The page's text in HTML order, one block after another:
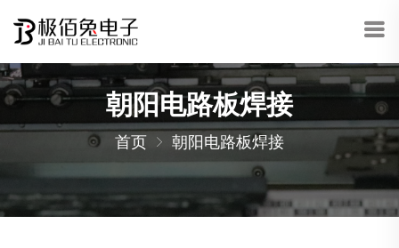
朝阳电路板焊接
首页 朝阳电路板焊接